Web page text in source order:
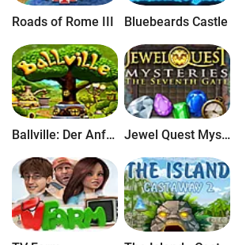
Roads of Rome III Bluebeards Castle
Ballville: Der Anfang Jewel Quest Mysteries: The Seventh Gate